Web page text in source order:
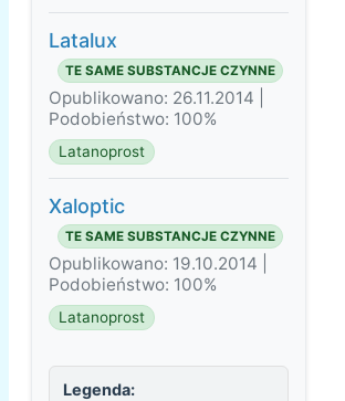
Latalux
TE SAME SUBSTANCJE CZYNNE
Opublikowano: 26.11.2014 |
Podobieństwo: 100%
Latanoprost
Xaloptic
TE SAME SUBSTANCJE CZYNNE
Opublikowano: 19.10.2014 |
Podobieństwo: 100%
Latanoprost
Legenda: